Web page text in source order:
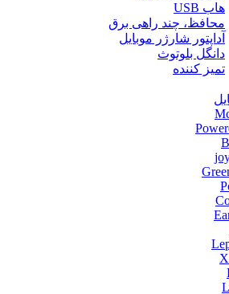
هاب USB
محافظ، چند راهی برق
آداپتور شارژر موبایل
دانگل بلوتوث
تمیز کننده